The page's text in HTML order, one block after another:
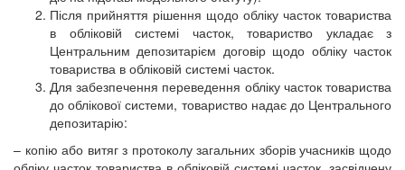
Після прийняття рішення щодо обліку часток товариства
в обліковій системі часток, товариство укладає з
Центральним депозитарієм договір щодо обліку часток
товариства в обліковій системі часток.
Для забезпечення переведення обліку часток товариства
до облікової системи, товариство надає до Центрального
депозитарію:
– копію або витяг з протоколу загальних зборів учасників щодо